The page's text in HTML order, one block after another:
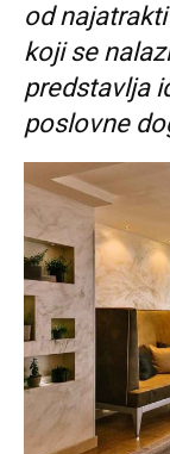
od
koji se
predstavlja
poslovne